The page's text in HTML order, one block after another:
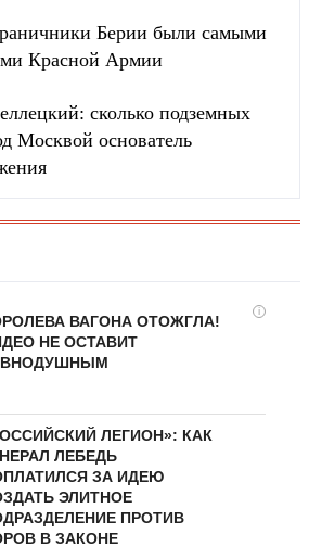
Берии были самыми
Красной Армии
сколько подземных
Москвой основатель
i
ВАГОНА ОТОЖГЛА!
НЕ ОСТАВИТ
ЛЕГИОН»: КАК
ЛЕБЕДЬ
ЗА ИДЕЮ
ЭЛИТНОЕ
ПРОТИВ
В ЗАКОНЕ